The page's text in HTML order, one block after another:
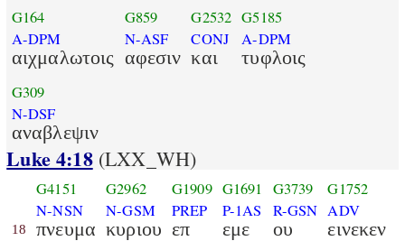
G164
A-DPM
αιχμαλωτοις
G859
N-ASF
αφεσιν
G2532
CONJ
και
G5185
A-DPM
τυφλοις
G309
N-DSF
αναβλεψιν
Luke 4:18(LXX_WH)
18
G4151
N-NSN
πνευμα
G2962
N-GSM
κυριου
G1909
PREP
επ
G1691
P-1AS
εμε
G3739
R-GSN
ου
G1752
ADV
εινεκεν